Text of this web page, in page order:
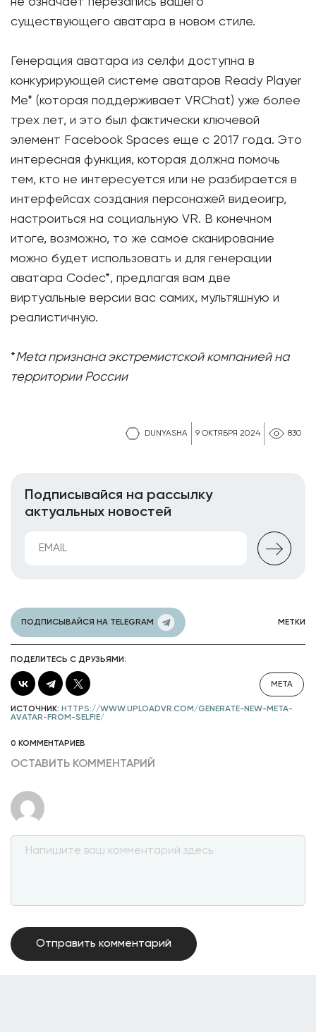
DUNYASHA 9 ОКТЯБРЯ 2024 830
существующего аватара в новом стиле.
Генерация аватара из селфи доступна в
конкурирующей системе аватаров Ready Player
Me* (которая поддерживает VRChat) уже более
трех лет, и это был фактически ключевой
элемент Facebook Spaces еще с 2017 года. Это
интересная функция, которая должна помочь
тем, кто не интересуется или не разбирается в
интерфейсах создания персонажей видеоигр,
настроиться на социальную VR. В конечном
итоге, возможно, то же самое сканирование
можно будет использовать и для генерации
аватара Codec*, предлагая вам две
виртуальные версии вас самих, мультяшную и
реалистичную.
*Meta признана экстремистской компанией на
территории России
Подписывайся на рассылку
актуальных новостей
ПОДПИСЫВАЙСЯ НА TELEGRAM МЕТКИ
ПОДЕЛИТЕСЬ С ДРУЗЬЯМИ:
META
ИСТОЧНИК: HTTPS://WWW.UPLOADVR.COM/GENERATE-NEW-META-
AVATAR-FROM-SELFIE/
0 КОММЕНТАРИЕВ
ОСТАВИТЬ КОММЕНТАРИЙ